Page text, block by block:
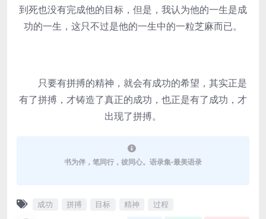
到死也没有完成他的目标，但是，我认为他的一生是成
功的一生，这只不过是他的一生中的一粒芝麻而已。
只要有拼搏的精神，就会有成功的希望，其实正是
有了拼搏，才铸造了真正的成功，也正是有了成功，才
出现了拼搏。
书为伴，笔同行，彼同心。语录集-最美语录
成功 拼搏 目标 精神 过程